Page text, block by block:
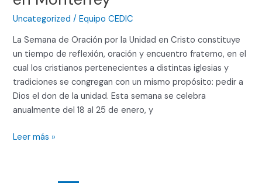
Uncategorized /Equipo CEDIC
La Semana de Oración por la Unidad en Cristo constituye
un tiempo de reflexión, oración y encuentro fraterno, en el
cual los cristianos pertenecientes a distintas iglesias y
tradiciones se congregan con un mismo propósito: pedir a
Dios el don de la unidad. Esta semana se celebra
anualmente del 18 al 25 de enero, y
Unidad
de
los
Cristianos
2026
en
Monterrey
Leer más »